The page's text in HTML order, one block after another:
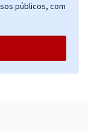
públicos, com